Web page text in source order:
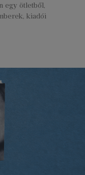
egy ötletből,
kiadói